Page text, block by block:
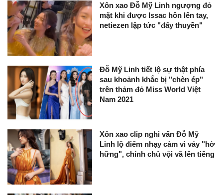
Xôn xao Đỗ Mỹ Linh ngượng đỏ
mặt khi được Issac hôn lên tay,
netiezen lập tức "đẩy thuyền"
Đỗ Mỹ Linh tiết lộ sự thật phía
sau khoảnh khắc bị "chèn ép"
trên thảm đỏ Miss World Việt
Nam 2021
Xôn xao clip nghi vấn Đỗ Mỹ
Linh lộ điểm nhạy cảm vì váy "hờ
hững", chính chủ vội vã lên tiếng